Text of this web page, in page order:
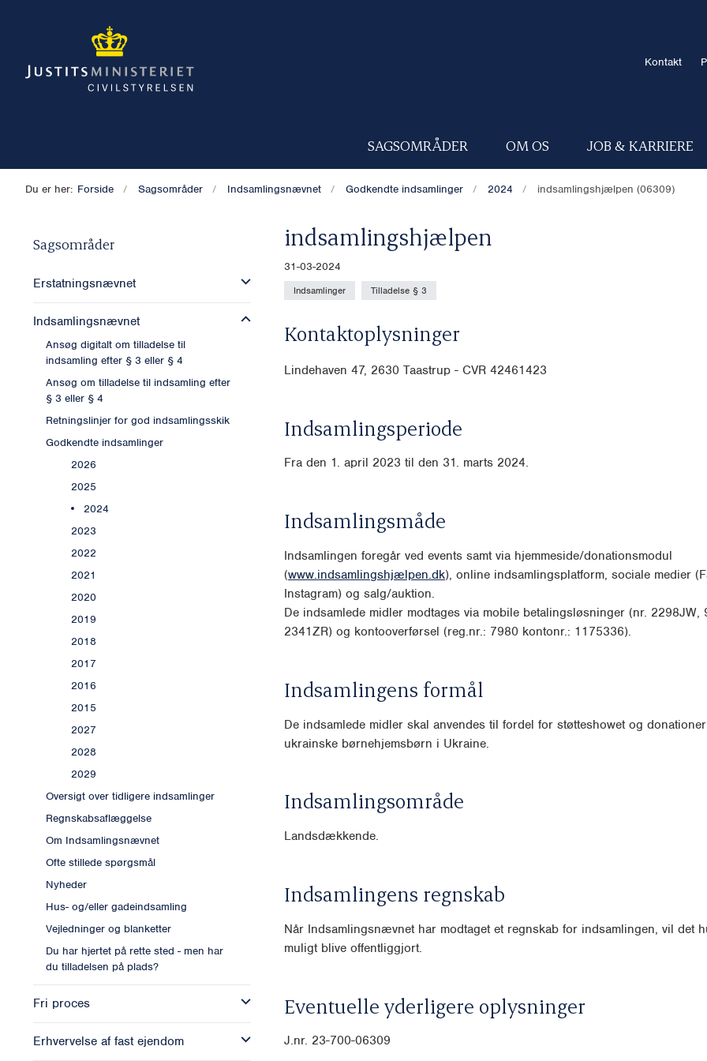
Kontakt
SAGSOMRÅDER OM OS JOB & KARRIERE
Du er her: Forside Sagsområder Indsamlingsnævnet Godkendte indsamlinger 2024 indsamlingshjælpen (06309)
Sagsområder
Erstatningsnævnet
Indsamlingsnævnet
Ansøg digitalt om tilladelse til
indsamling efter § 3 eller § 4
Ansøg om tilladelse til indsamling efter
§ 3 eller § 4
Retningslinjer for god indsamlingsskik
Godkendte indsamlinger
2026
2025
2024
2023
2022
2021
2020
2019
2018
2017
2016
2015
2027
2028
2029
Oversigt over tidligere indsamlinger
Regnskabsaflæggelse
Om Indsamlingsnævnet
Ofte stillede spørgsmål
Nyheder
Hus- og/eller gadeindsamling
Vejledninger og blanketter
Du har hjertet på rette sted - men har
du tilladelsen på plads?
Fri proces
Erhvervelse af fast ejendom
indsamlingshjælpen
31-03-2024
Indsamlinger Tilladelse § 3
Kontaktoplysninger
Lindehaven 47, 2630 Taastrup - CVR 42461423
Indsamlingsperiode
Fra den 1. april 2023 til den 31. marts 2024.
Indsamlingsmåde
Indsamlingen foregår ved events samt via hjemmeside/donationsmodul
(www.indsamlingshjælpen.dk), online indsamlingsplatform, sociale medier
Instagram) og salg/auktion.
De indsamlede midler modtages via mobile betalingsløsninger (nr. 2298JW,
2341ZR) og kontooverførsel (reg.nr.: 7980 kontonr.: 1175336).
Indsamlingens formål
De indsamlede midler skal anvendes til fordel for støtteshowet og
ukrainske børnehjemsbørn i Ukraine.
Indsamlingsområde
Landsdækkende.
Indsamlingens regnskab
Når Indsamlingsnævnet har modtaget et regnskab for indsamlingen, vil det
muligt blive offentliggjort.
Eventuelle yderligere oplysninger
J.nr. 23-700-06309